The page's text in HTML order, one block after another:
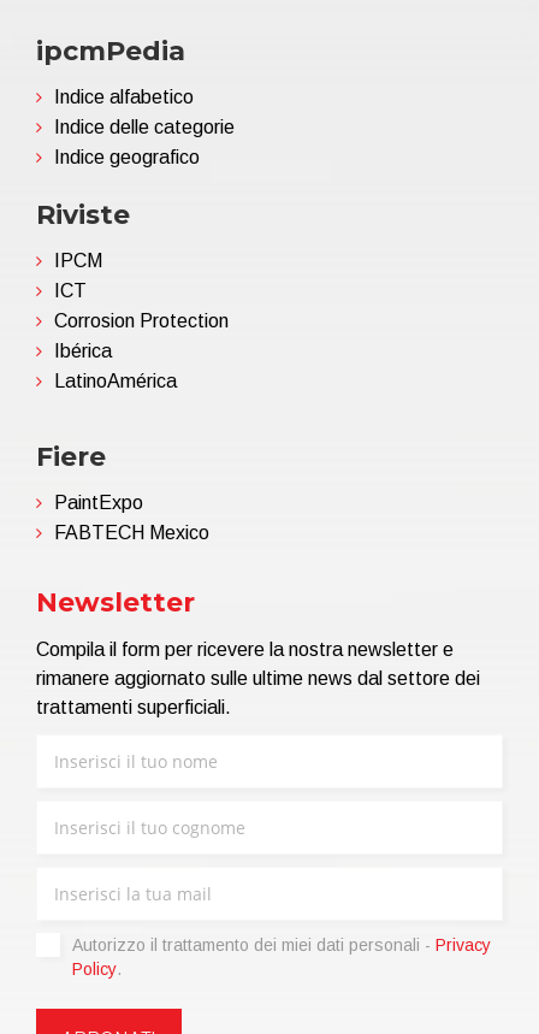
ipcmPedia
Indice alfabetico
Indice delle categorie
Indice geografico
Riviste
IPCM
ICT
Corrosion Protection
Ibérica
LatinoAmérica
Fiere
PaintExpo
FABTECH Mexico
Newsletter
Compila il form per ricevere la nostra newsletter e
rimanere aggiornato sulle ultime news dal settore dei
trattamenti superficiali.
Autorizzo il trattamento dei miei dati personali - Privacy
Policy.